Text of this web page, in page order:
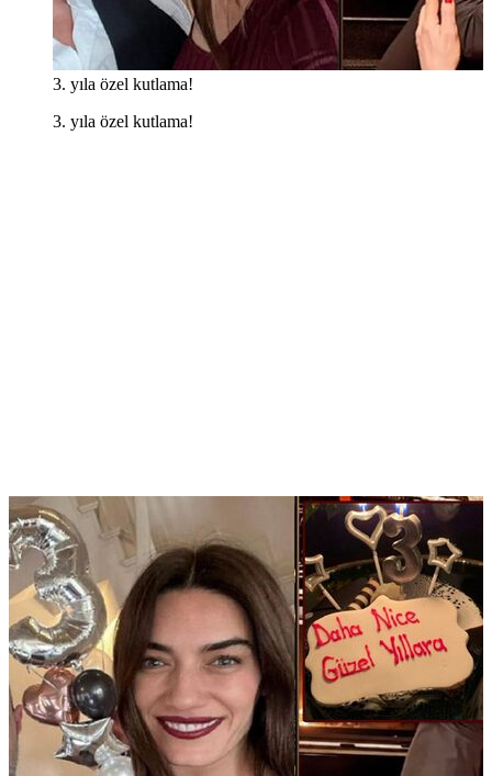
3. yıla özel kutlama!
3. yıla özel kutlama!